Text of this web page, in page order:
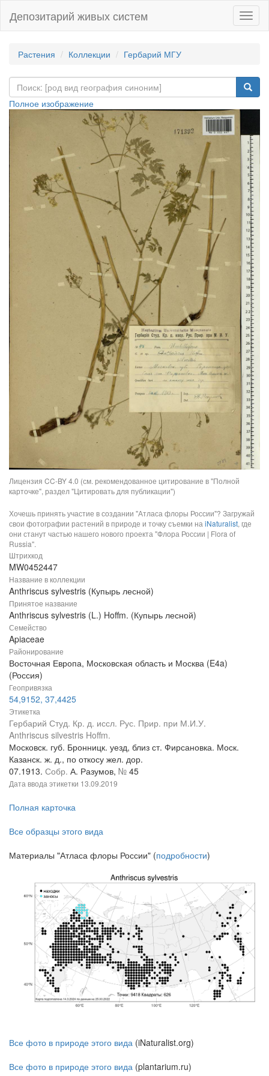
Депозитарий живых систем
Растения Коллекции Гербарий МГУ
Полное изображение
Лицензия CC-BY 4.0 (см. рекомендованное цитирование в "Полной
карточке", раздел "Цитировать для публикации")
Хочешь принять участие в создании "Атласа флоры России"? Загружай
свои фотографии растений в природе и точку съемки на iNaturalist, где
они станут частью нашего нового проекта "Флора России | Flora of
Russia".
Штрихкод
MW0452447
Название в коллекции
Anthriscus sylvestris (Купырь лесной)
Принятое название
Anthriscus sylvestris (L.) Hoffm. (Купырь лесной)
Семейство
Apiaceae
Районирование
Восточная Европа, Московская область и Москва (E4a)
(Россия)
Геопривязка
54,9152, 37,4425
Этикетка
Гербарий Студ. Кр. д. иссл. Рус. Прир. при М.И.У.
Anthriscus silvestris Hoffm.
Московск. губ. Бронницк. уезд, близ ст. Фирсановка. Моск.
Казанск. ж. д., по откосу жел. дор.
07.1913. Собр. А. Разумов, № 45
Дата ввода этикетки 13.09.2019
Полная карточка
Все образцы этого вида
Материалы "Атласа флоры России" (подробности)
Все фото в природе этого вида (iNaturalist.org)
Все фото в природе этого вида (plantarium.ru)